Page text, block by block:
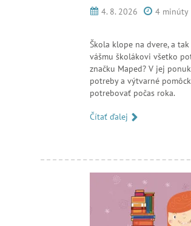
4. 8. 2026
4 minúty
Škola klope na dvere, a
vášmu školákovi všetko
značku Maped? V jej
potreby a výtvarné
potrebovať počas roka.
Čítať ďalej